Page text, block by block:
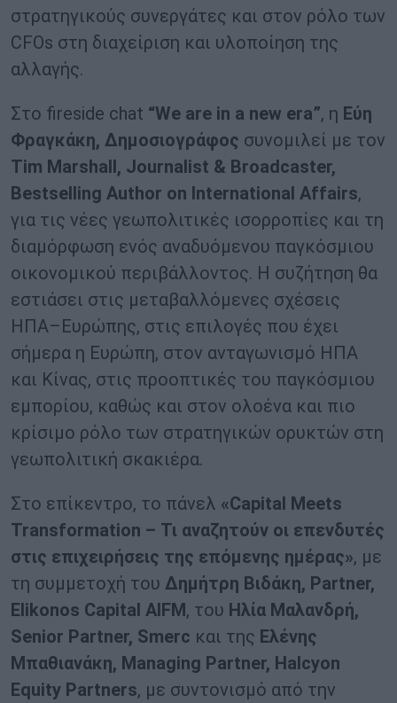
στρατηγικούς συνεργάτες και στον ρόλο των
CFOs στη διαχείριση και υλοποίηση της
αλλαγής.
Στο fireside chat “We are in a new era”, η Εύη
Φραγκάκη, Δημοσιογράφος συνομιλεί με τον
Tim Marshall, Journalist & Broadcaster,
Bestselling Author on nternational Affairs,
για τις νέες γεωπολιτικές ισορροπίες και τη
διαμόρφωση ενός αναδυόμενου παγκόσμιου
οικονομικού περιβάλλοντος. Η συζήτηση θα
εστιάσει στις μεταβαλλόμενες σχέσεις
ΗΠΑ–Ευρώπης, στις επιλογές που έχει
σήμερα η Ευρώπη, στον ανταγωνισμό ΗΠΑ
και Κίνας, στις προοπτικές του παγκόσμιου
εμπορίου, καθώς και στον ολοένα και πιο
κρίσιμο ρόλο των στρατηγικών ορυκτών στη
γεωπολιτική σκακιέρα.
Στο επίκεντρο, το πάνελ «Capital Meets
Transformation – Τι αναζητούν οι επενδυτές
στις επιχειρήσεις της επόμενης ημέρας», με
τη συμμετοχή του Δημήτρη Βιδάκη, Partner,
Elikonos Capital AIFM , του Ηλία Μαλανδρή,
Senior Partner, Smerc και της Ελένης
Μπαθιανάκη, Managing Partner, Halcyon
Equity Partners, με συντονισμό από την